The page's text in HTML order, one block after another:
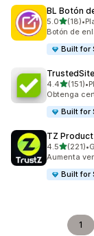
BL Botón
5.0de 5(18)
18 reseñas
•
Botón de
Built for
4.4de 5(151)
151 reseñas
•
Obtenga
Built for
TZ
4.5de 5(221)
221 reseñas
•
Aumenta
Built for
1